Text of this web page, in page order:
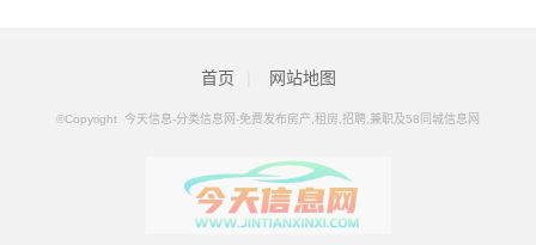
首页 网站地图
©Copyright 今天信息-分类信息网-免费发布房产,租房,招聘,兼职及58同城信息网